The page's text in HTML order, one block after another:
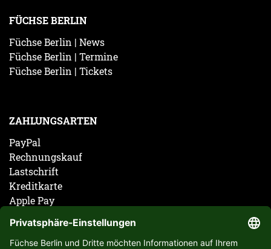
FÜCHSE BERLIN
Füchse Berlin | News
Füchse Berlin | Termine
Füchse Berlin | Tickets
ZAHLUNGSARTEN
PayPal
Rechnungskauf
Lastschrift
Kreditkarte
Apple Pay